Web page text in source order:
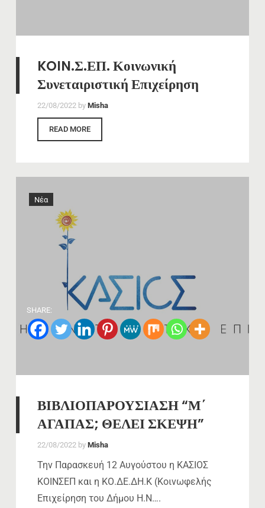
KOIN.Σ.ΕΠ. Κοινωνική
Συνεταιριστική Επιχείρηση
22/08/2022 by Misha
READ MORE
Νέα
SHARE:
ΒΙΒΛΙΟΠΑΡΟΥΣΙΑΣΗ “Μ΄
ΑΓΑΠΑΣ; ΘΕΛΕΙ ΣΚΕΨΗ”
22/08/2022 by Misha
Την Παρασκευή 12 Αυγούστου η ΚΑΣΙΟΣ
ΚΟΙΝΣΕΠ και η ΚΟ.ΔΕ.ΔΗ.Κ (Κοινωφελής
Επιχείρηση του Δήμου Η.Ν….